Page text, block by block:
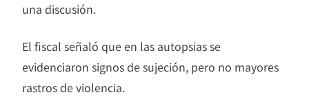
una discusión.
El fiscal señaló que en las autopsias se
evidenciaron signos de sujeción, pero no mayores
rastros de violencia.